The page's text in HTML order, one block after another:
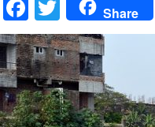
FacebookTwitter Share